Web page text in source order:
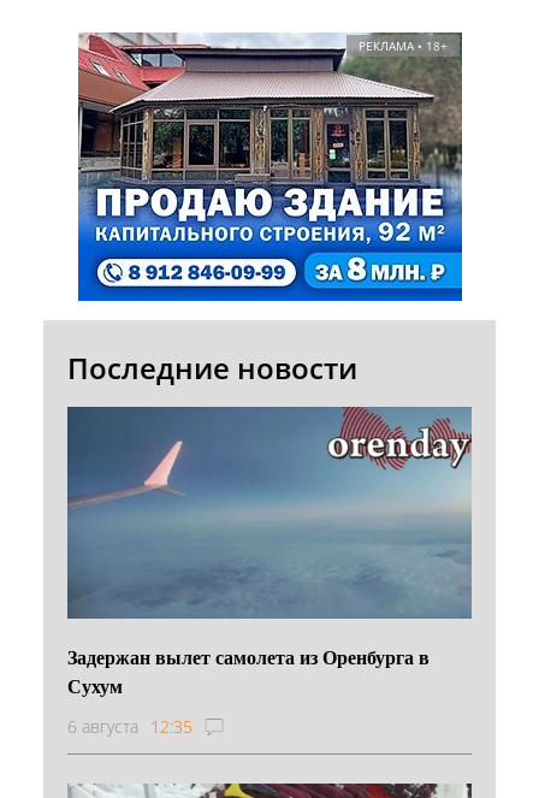
РЕКЛАМА • 18+
Последние новости
Задержан вылет самолета из Оренбурга в
Сухум
6 августа 12:35